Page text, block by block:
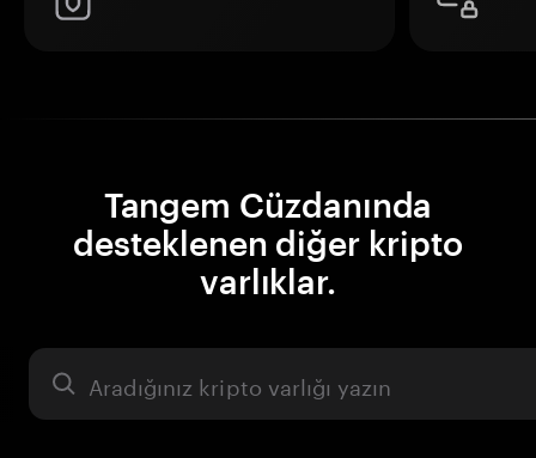
Tangem Cüzdanında
desteklenen diğer kripto
varlıklar.
Varlık